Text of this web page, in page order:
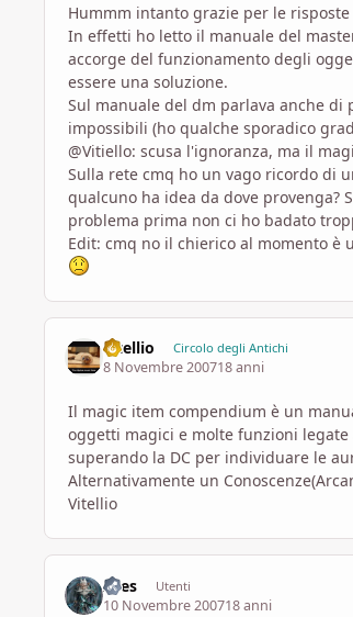
Hummm intanto grazie per le risposte
In effetti ho letto il manuale del
accorge del funzionamento degli
essere una soluzione.
Sul manuale del dm parlava anche di
impossibili (ho qualche sporadico
@Vitiello: scusa l'ignoranza, ma il
Sulla rete cmq ho un vago ricordo di
qualcuno ha idea da dove provenga?
problema prima non ci ho badato
Edit: cmq no il chierico al momento
vitellio Circolo degli Antichi
8 Novembre 200718 anni
Il magic item compendium è un
oggetti magici e molte funzioni
superando la DC per individuare le
Alternativamente un
Vitellio
Ares Utenti
10 Novembre 200718 anni